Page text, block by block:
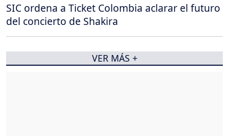
SIC ordena a Ticket Colombia aclarar el futuro
del concierto de Shakira
VER MÁS +